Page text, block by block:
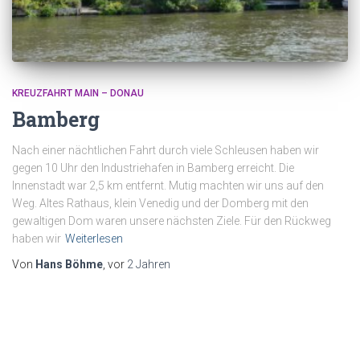
KREUZFAHRT MAIN – DONAU
Bamberg
Nach einer nächtlichen Fahrt durch viele Schleusen haben wir
gegen 10 Uhr den Industriehafen in Bamberg erreicht. Die
Innenstadt war 2,5 km entfernt. Mutig machten wir uns auf den
Weg. Altes Rathaus, klein Venedig und der Domberg mit den
gewaltigen Dom waren unsere nächsten Ziele. Für den Rückweg
haben wir Weiterlesen
Von Hans Böhme , vor 2 Jahren